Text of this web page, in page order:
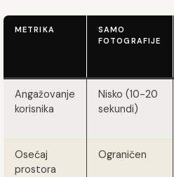
METRIKA
SAMO
FOTOGRAFIJE
Angažovanje
korisnika
Nisko (10-20
sekundi)
Osećaj
prostora
Ograničen